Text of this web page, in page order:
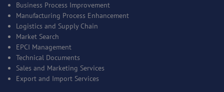
Business Process Improvement
Manufacturing Process Enhancement
Logistics and Supply Chain
Market Search
EPCI Management
Technical Documents
Sales and Marketing Services
Export and Import Services